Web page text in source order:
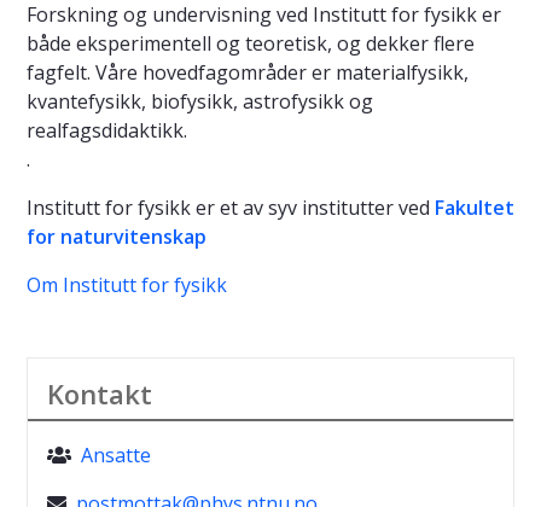
Forskning og undervisning ved Institutt for fysikk er
både eksperimentell og teoretisk, og dekker flere
fagfelt. Våre hovedfagområder er materialfysikk,
kvantefysikk, biofysikk, astrofysikk og
realfagsdidaktikk.
.
Institutt for fysikk er et av syv institutter ved Fakultet
for naturvitenskap
Om Institutt for fysikk
Kontakt
Ansatte